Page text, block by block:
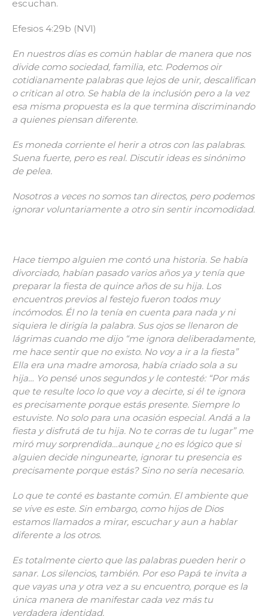
escuchan.
Efesios 4:29b (NVI)
En nuestros días es común hablar de manera que nos
divide como sociedad, familia, etc. Podemos oir
cotidianamente palabras que lejos de unir, descalifican
o critican al otro. Se habla de la inclusión pero a la vez
esa misma propuesta es la que termina discriminando
a quienes piensan diferente.
Es moneda corriente el herir a otros con las palabras.
Suena fuerte, pero es real. Discutir ideas es sinónimo
de pelea.
Nosotros a veces no somos tan directos, pero podemos
ignorar voluntariamente a otro sin sentir incomodidad.
Hace tiempo alguien me contó una historia. Se había
divorciado, habían pasado varios años ya y tenía que
preparar la fiesta de quince años de su hija. Los
encuentros previos al festejo fueron todos muy
incómodos. Él no la tenía en cuenta para nada y ni
siquiera le dirigía la palabra. Sus ojos se llenaron de
lágrimas cuando me dijo “me ignora deliberadamente,
me hace sentir que no existo. No voy a ir a la fiesta”
Ella era una madre amorosa, había criado sola a su
hija… Yo pensé unos segundos y le contesté: “Por más
que te resulte loco lo que voy a decirte, si él te ignora
es precisamente porque estás presente. Siempre lo
estuviste. No solo para una ocasión especial. Andá a la
fiesta y disfrutá de tu hija. No te corras de tu lugar” me
miró muy sorprendida…aunque ¿no es lógico que si
alguien decide ningunearte, ignorar tu presencia es
precisamente porque estás? Sino no sería necesario.
Lo que te conté es bastante común. El ambiente que
se vive es este. Sin embargo, como hijos de Dios
estamos llamados a mirar, escuchar y aun a hablar
diferente a los otros.
Es totalmente cierto que las palabras pueden herir o
sanar. Los silencios, también. Por eso Papá te invita a
que vayas una y otra vez a su encuentro, porque es la
única manera de manifestar cada vez más tu
verdadera identidad.